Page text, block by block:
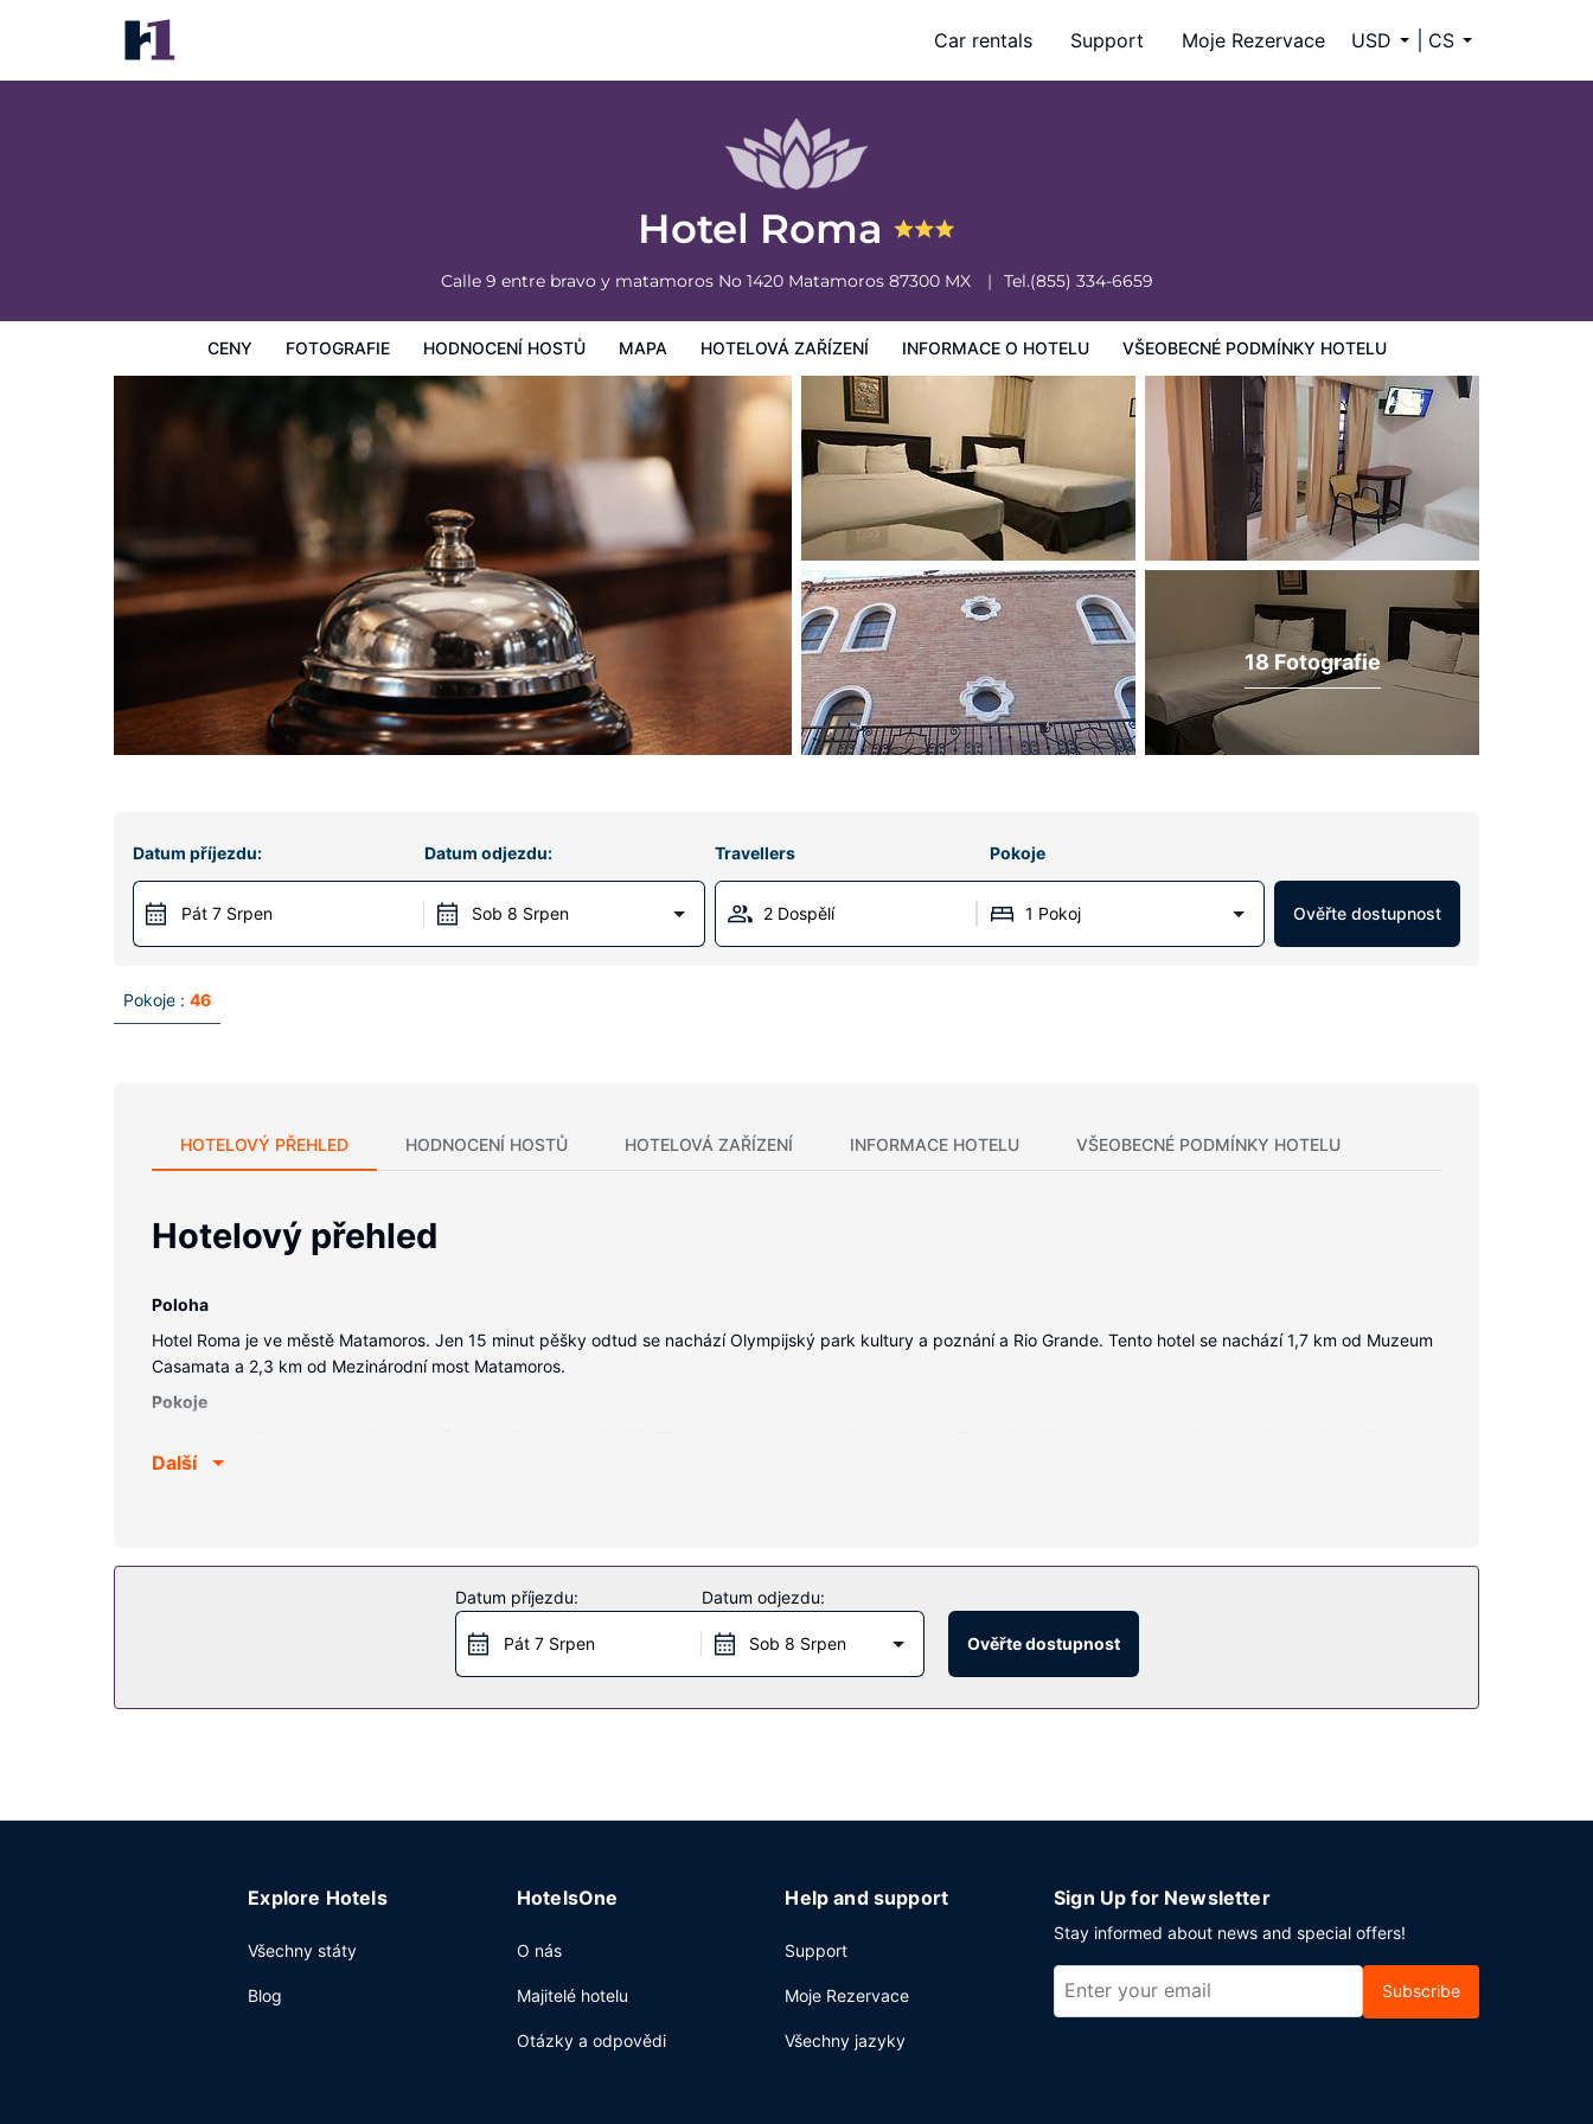
Car rentals Support Moje Rezervace USD CS
Hotel Roma
Calle 9 entre bravo y matamoros No 1420 Matamoros 87300 MX Tel.(855) 334-6659
CENY FOTOGRAFIE HODNOCENÍ HOSTŮ MAPA HOTELOVÁ ZAŘÍZENÍ INFORMACE O HOTELU VŠEOBECNÉ PODMÍNKY HOTELU
Hotel Roma
Ceny Fotografie Všeobecné podmínky hotelu
18 Fotografie
Datum příjezdu:
Pát 7 Srpen
Datum odjezdu:
Sob 8 Srpen
Travellers Pokoje
2 Dospělí 1 Pokoj Ověřte dostupnost
Pokoje : 46
HOTELOVÝ PŘEHLED HODNOCENÍ HOSTŮ HOTELOVÁ ZAŘÍZENÍ INFORMACE HOTELU VŠEOBECNÉ PODMÍNKY HOTELU
Hotelový přehled
Poloha
Hotel Roma je ve městě Matamoros. Jen 15 minut pěšky odtud se nachází Olympijský park kultury a poznání a Rio Grande. Tento hotel se nachází 1,7 km od Muzeum
Casamata a 2,3 km od Mezinárodní most Matamoros.
Pokoje
televize, která nabízí digitální kanály, dobrou zábavu. K vybavení koupelen patří sprcha. Další užitečné vybavení a služby: psací stůl, závěsy/žaluzie a telefon
Když dostanete hlad, bude vám k dispozici nejen restaurace, ale také pokojová služba s omezeným provozem, chcete-li zůstat v pohodlí svého pokoje. Hotel podává
denně od 7:00 do 10:00 za příplatek kompletní snídani.
Další
Datum příjezdu:
Pát 7 Srpen
Datum odjezdu:
Sob 8 Srpen Ověřte dostupnost
Explore Hotels
Všechny státy
Blog
HotelsOne
O nás
Majitelé hotelu
Otázky a odpovědi
Help and support
Support
Moje Rezervace
Všechny jazyky
Sign Up for Newsletter
Stay informed about news and special offers!
Subscribe